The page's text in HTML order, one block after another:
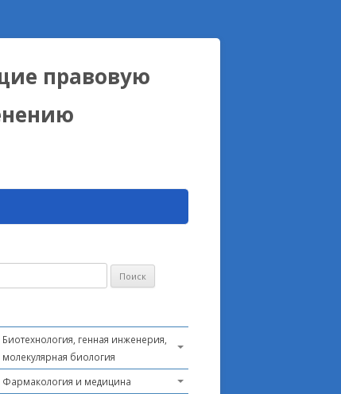
правовую
Биотехнология, генная инженерия,
молекулярная биология
Фармакология и медицина